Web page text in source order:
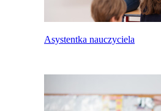
Asystentka nauczyciela